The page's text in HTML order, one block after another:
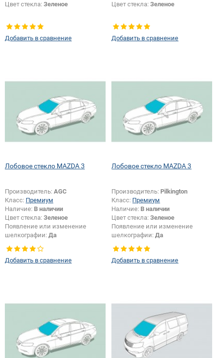
Цвет стекла: Зеленое
Добавить в сравнение
Цвет стекла:Зеленое
Добавить в сравнение
Лобовое стекло MAZDA 3
Производитель: AGC
Класс: Премиум
Наличие: В наличии
Цвет стекла: Зеленое
Появление или изменение
шелкографии: Да
Добавить в сравнение
Лобовое стекло MAZDA 3
Производитель: Pilkington
Класс: Премиум
Наличие: В наличии
Цвет стекла:Зеленое
Появление или изменение
шелкографии:Да
Добавить в сравнение